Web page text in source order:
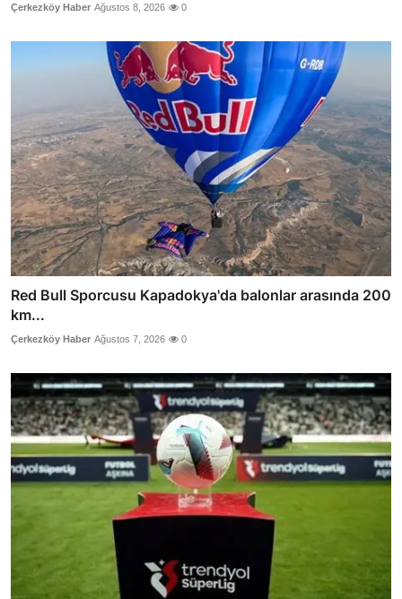
Çerkezköy Haber Ağustos 8, 2026 0
Red Bull Sporcusu Kapadokya'da balonlar arasında 200
km...
Çerkezköy Haber Ağustos 7, 2026 0